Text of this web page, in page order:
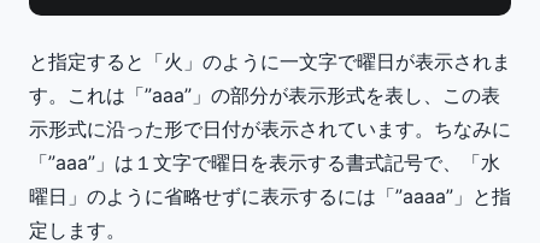
と指定すると「火」のように一文字で曜日が表示されま
す。これは「”aaa”」の部分が表示形式を表し、この表
示形式に沿った形で日付が表示されています。ちなみに
「”aaa”」は１文字で曜日を表示する書式記号で、「水
曜日」のように省略せずに表示するには「”aaaa”」と指
定します。